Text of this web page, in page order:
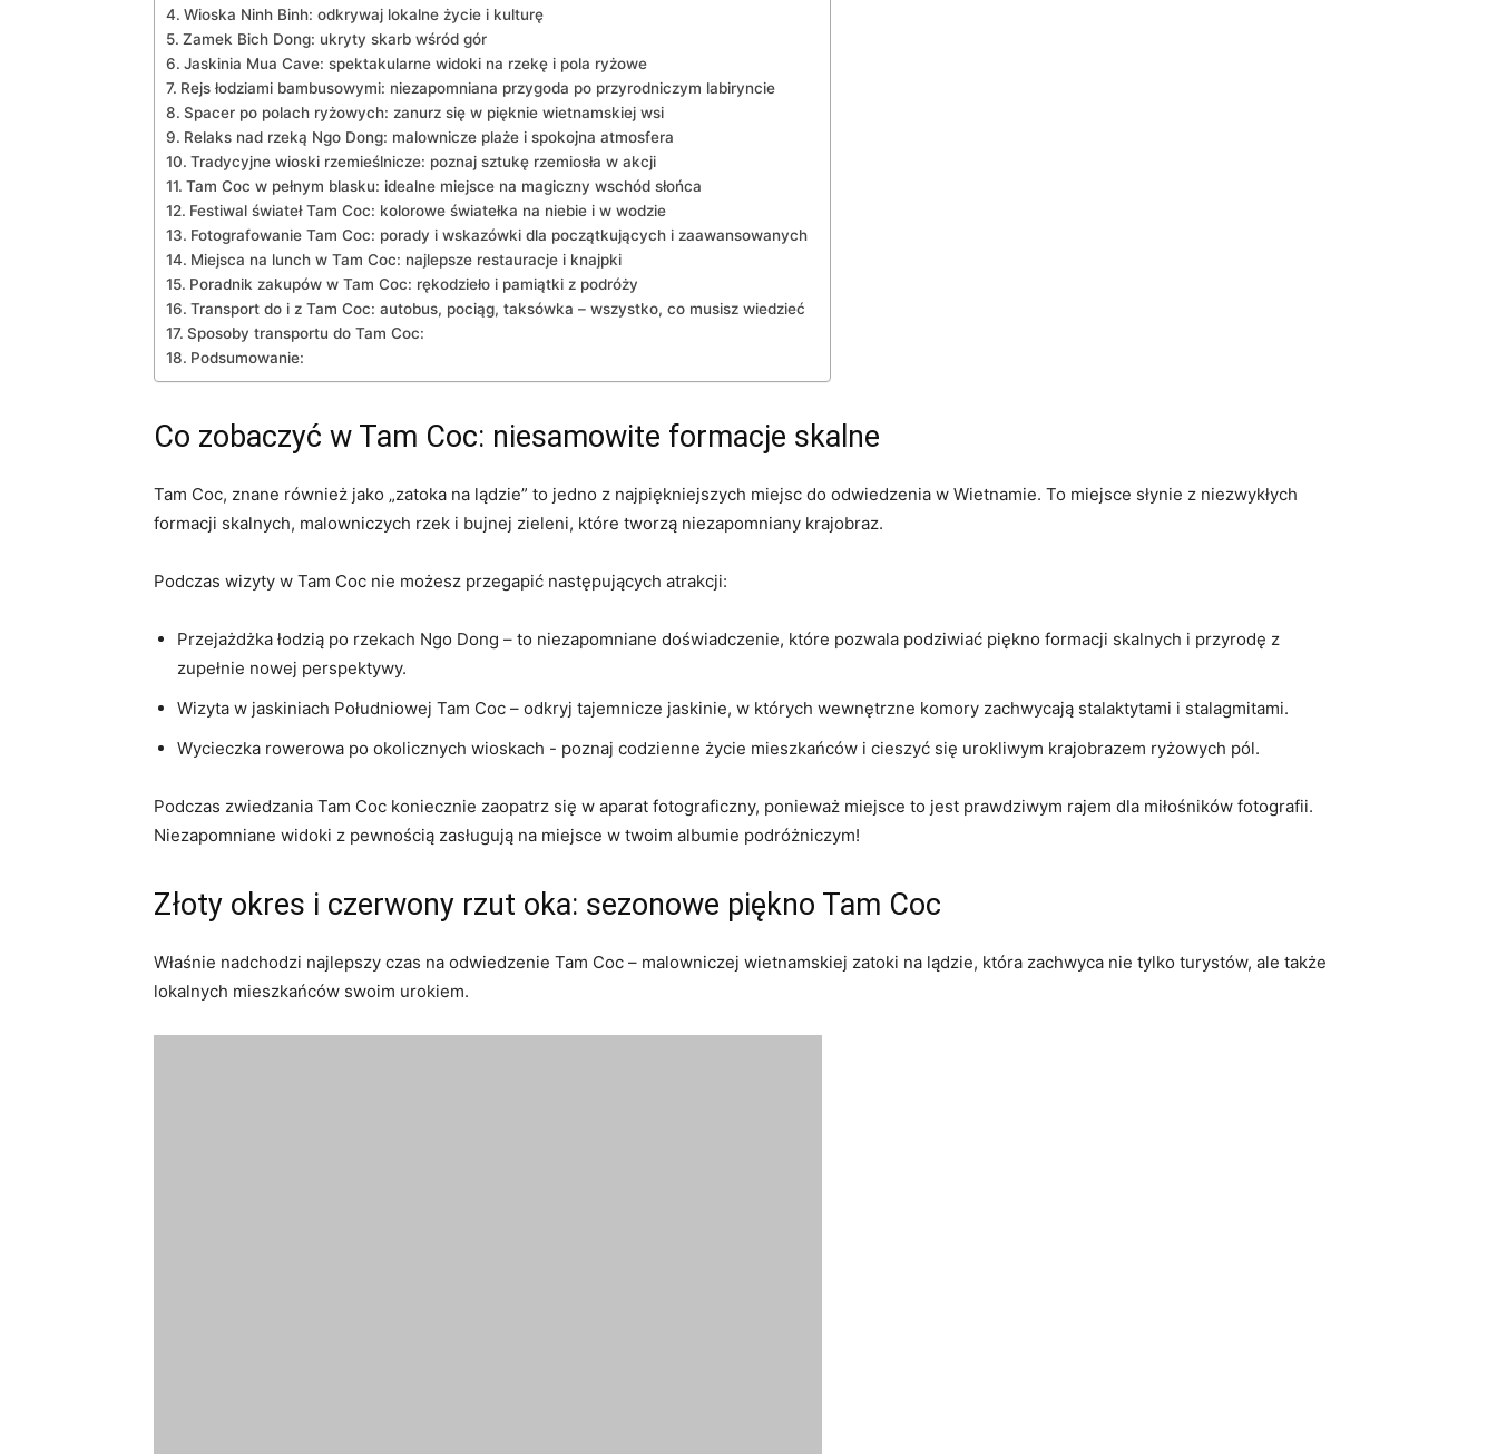
Wioska​ Ninh Binh: odkrywaj lokalne życie i kulturę
Zamek ‌Bich Dong: ukryty ⁤skarb wśród gór
Jaskinia Mua Cave: spektakularne‌ widoki na rzekę i pola ryżowe
Rejs łodziami bambusowymi: niezapomniana przygoda po przyrodniczym‍ labiryncie
Spacer po polach ryżowych: zanurz się w ​pięknie⁣ wietnamskiej wsi
Relaks nad rzeką Ngo Dong:‌ malownicze‌ plaże i spokojna atmosfera
Tradycyjne wioski ​rzemieślnicze: poznaj ⁤sztukę rzemiosła w akcji
Tam ⁢Coc w pełnym blasku: idealne miejsce ⁤na magiczny wschód słońca
Festiwal świateł​ Tam Coc: kolorowe światełka ⁤na niebie i ‍w‍ wodzie
Fotografowanie Tam ⁤Coc: ⁣porady‌ i wskazówki dla początkujących⁢ i ⁤zaawansowanych
Miejsca na lunch w Tam Coc: najlepsze restauracje i knajpki
Poradnik zakupów w Tam Coc: rękodzieło i‍ pamiątki z podróży
Transport do i z Tam Coc: autobus, pociąg, ⁤taksówka⁢ – wszystko, co ​musisz ‍wiedzieć
Sposoby ‌transportu do‌ Tam Coc:
Podsumowanie:
Co ‍zobaczyć ⁢w⁤ Tam Coc: niesamowite formacje skalne
Tam ⁢Coc, znane również jako „zatoka na lądzie” to jedno z ⁣najpiękniejszych miejsc do odwiedzenia w Wietnamie. To miejsce słynie z niezwykłych
formacji ⁢skalnych, malowniczych rzek i bujnej‌ zieleni, które tworzą niezapomniany krajobraz.
Podczas wizyty w⁣ Tam Coc nie możesz przegapić⁢ następujących atrakcji:
Przejażdżka łodzią po rzekach Ngo Dong – to niezapomniane doświadczenie, które pozwala podziwiać‌ piękno formacji skalnych i przyrodę z
⁢zupełnie nowej perspektywy.
Wizyta w jaskiniach Południowej Tam Coc – odkryj tajemnicze‍ jaskinie, w których wewnętrzne komory zachwycają stalaktytami i stalagmitami.
Wycieczka ‌rowerowa po okolicznych wioskach ​- poznaj codzienne życie mieszkańców i cieszyć‌ się urokliwym krajobrazem ryżowych​ pól.
Podczas zwiedzania ⁤Tam Coc koniecznie zaopatrz się w aparat ⁤fotograficzny, ponieważ miejsce to jest​ prawdziwym rajem dla miłośników fotografii.
Niezapomniane widoki ⁢z pewnością zasługują ​na‍ miejsce w twoim albumie podróżniczym!
Złoty ‌okres i czerwony rzut oka: sezonowe piękno Tam Coc
Właśnie nadchodzi najlepszy czas na ⁣odwiedzenie Tam Coc – malowniczej wietnamskiej zatoki na lądzie, która zachwyca nie tylko ‍turystów, ale także
lokalnych mieszkańców swoim urokiem.